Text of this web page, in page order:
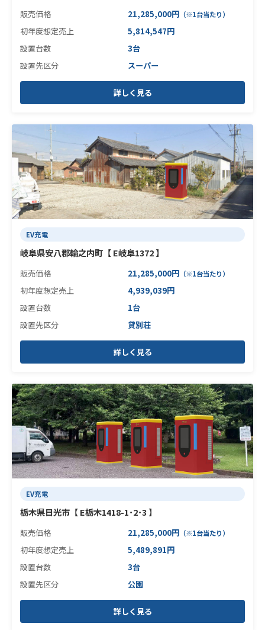
販売価格 21,285,000円 （※1台当たり）
初年度想定売上
5,814,547円
設置台数
3台
設置先区分
スーパー
詳しく見る
EV充電
岐阜県安八郡輪之内町【 E岐阜1372 】
販売価格 21,285,000円 （※1台当たり）
初年度想定売上
4,939,039円
設置台数
1台
設置先区分
貸別荘
詳しく見る
EV充電
栃木県日光市【 E栃木1418-1･2･3 】
販売価格 21,285,000円 （※1台当たり）
初年度想定売上
5,489,891円
設置台数
3台
設置先区分
公園
詳しく見る